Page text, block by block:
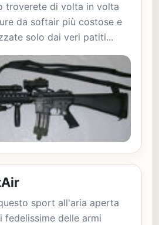
troverete di volta in volta
da softair più costose e
solo dai veri patiti...
sport all'aria aperta
fedelissime delle armi